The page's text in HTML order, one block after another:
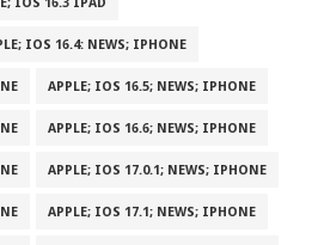
IOS 16.4: NEWS; IPHONE
APPLE; IOS 16.5; NEWS; IPHONE
APPLE; IOS 16.6; NEWS; IPHONE
APPLE; IOS 17.0.1; NEWS; IPHONE
APPLE; IOS 17.1; NEWS; IPHONE